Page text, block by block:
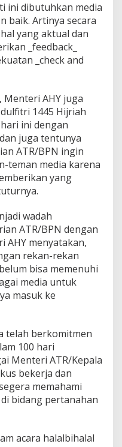
ini dibutuhkan media
baik. Artinya secara
yang aktual dan
_feedback_
_check and
AHY juga
1445 Hijriah
ini dengan
juga tentunya
ATR/BPN ingin
teman media karena
yang
wadah
ATR/BPN dengan
AHY menyatakan,
rekan-rekan
bisa memenuhi
media untuk
masuk ke
telah berkomitmen
100 hari
Menteri ATR/Kepala
bekerja dan
memahami
bidang pertanahan
acara halalbihalal